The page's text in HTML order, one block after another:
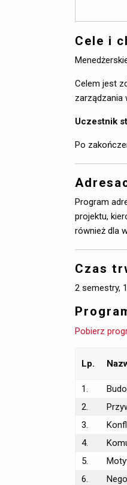
Cele i
Celem jest
zarządzania
Uczestnik
Po
Program
projektu,
również dla
Czas
2 semestry,
Pobierz
Lp.
1.
2.
3.
4.
5.
6.